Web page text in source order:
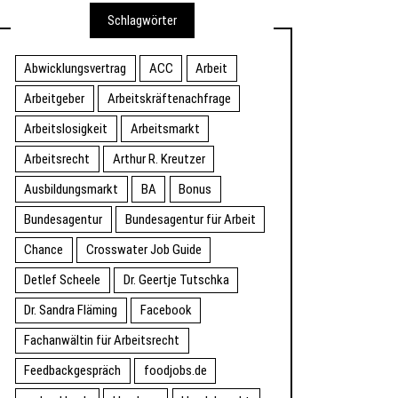
Schlagwörter
Abwicklungsvertrag ACC
Arbeit
Arbeitgeber
Arbeitskräftenachfrage
Arbeitslosigkeit
Arbeitsmarkt
Arbeitsrecht
Arthur R. Kreutzer
Ausbildungsmarkt
BA
Bonus
Bundesagentur
Bundesagentur für Arbeit
Chance
Crosswater Job Guide
Detlef Scheele
Dr. Geertje Tutschka
Dr. Sandra Fläming
Facebook
Fachanwältin für Arbeitsrecht
Feedbackgespräch
foodjobs.de